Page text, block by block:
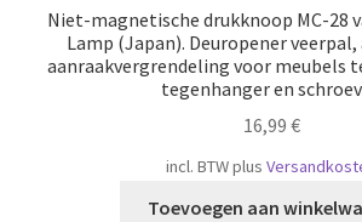
Niet-magnetische drukknoop MC-28
Lamp (Japan). Deuropener
aanraakvergrendeling voor meubels
tegenhanger en
16,99 €
incl. BTWplus
Toevoegen aan